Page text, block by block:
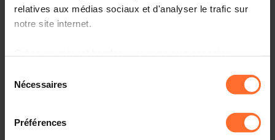
relatives aux médias sociaux et d'analyser le trafic sur
notre site internet.
à l’exception des cookies strictement nécessaires au
fonctionnement du site. Une description des différents
cookies est accessible sous l’onglet « Détails » ci-
dessus.
Nécessaires
Préférences
demander quel sera selon eux le prix moyen du m2 au
Luxembourg en 2030 c’est se rendre compte qu’ils